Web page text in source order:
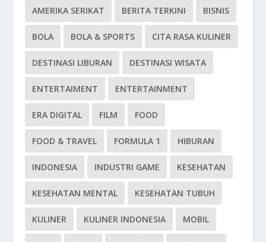
AMERIKA SERIKAT BERITA TERKINI BISNIS
BOLA BOLA & SPORTS CITA RASA KULINER
DESTINASI LIBURAN DESTINASI WISATA
ENTERTAIMENT ENTERTAINMENT
ERA DIGITAL FILM FOOD
FOOD & TRAVEL FORMULA 1 HIBURAN
INDONESIA INDUSTRI GAME KESEHATAN
KESEHATAN MENTAL KESEHATAN TUBUH
KULINER KULINER INDONESIA MOBIL